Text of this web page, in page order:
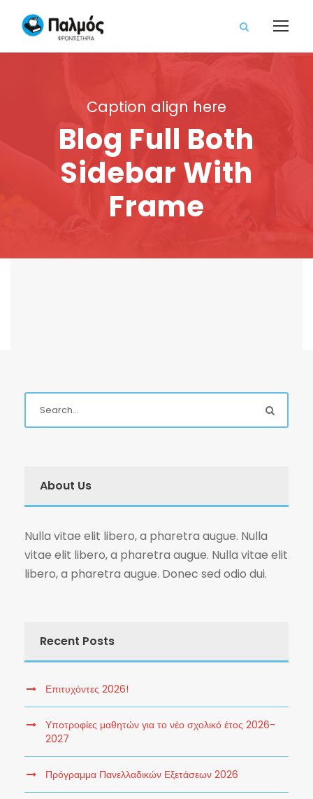
Caption align here
Blog Full Both
Sidebar With
Frame
About Us
Nulla vitae elit libero, a pharetra augue. Nulla
vitae elit libero, a pharetra augue. Nulla vitae elit
libero, a pharetra augue. Donec sed odio dui.
Recent Posts
Επιτυχόντες 2026!
Υποτροφίες μαθητών για το νέο σχολικό έτος 2026-
2027
Πρόγραμμα Πανελλαδικών Εξετάσεων 2026